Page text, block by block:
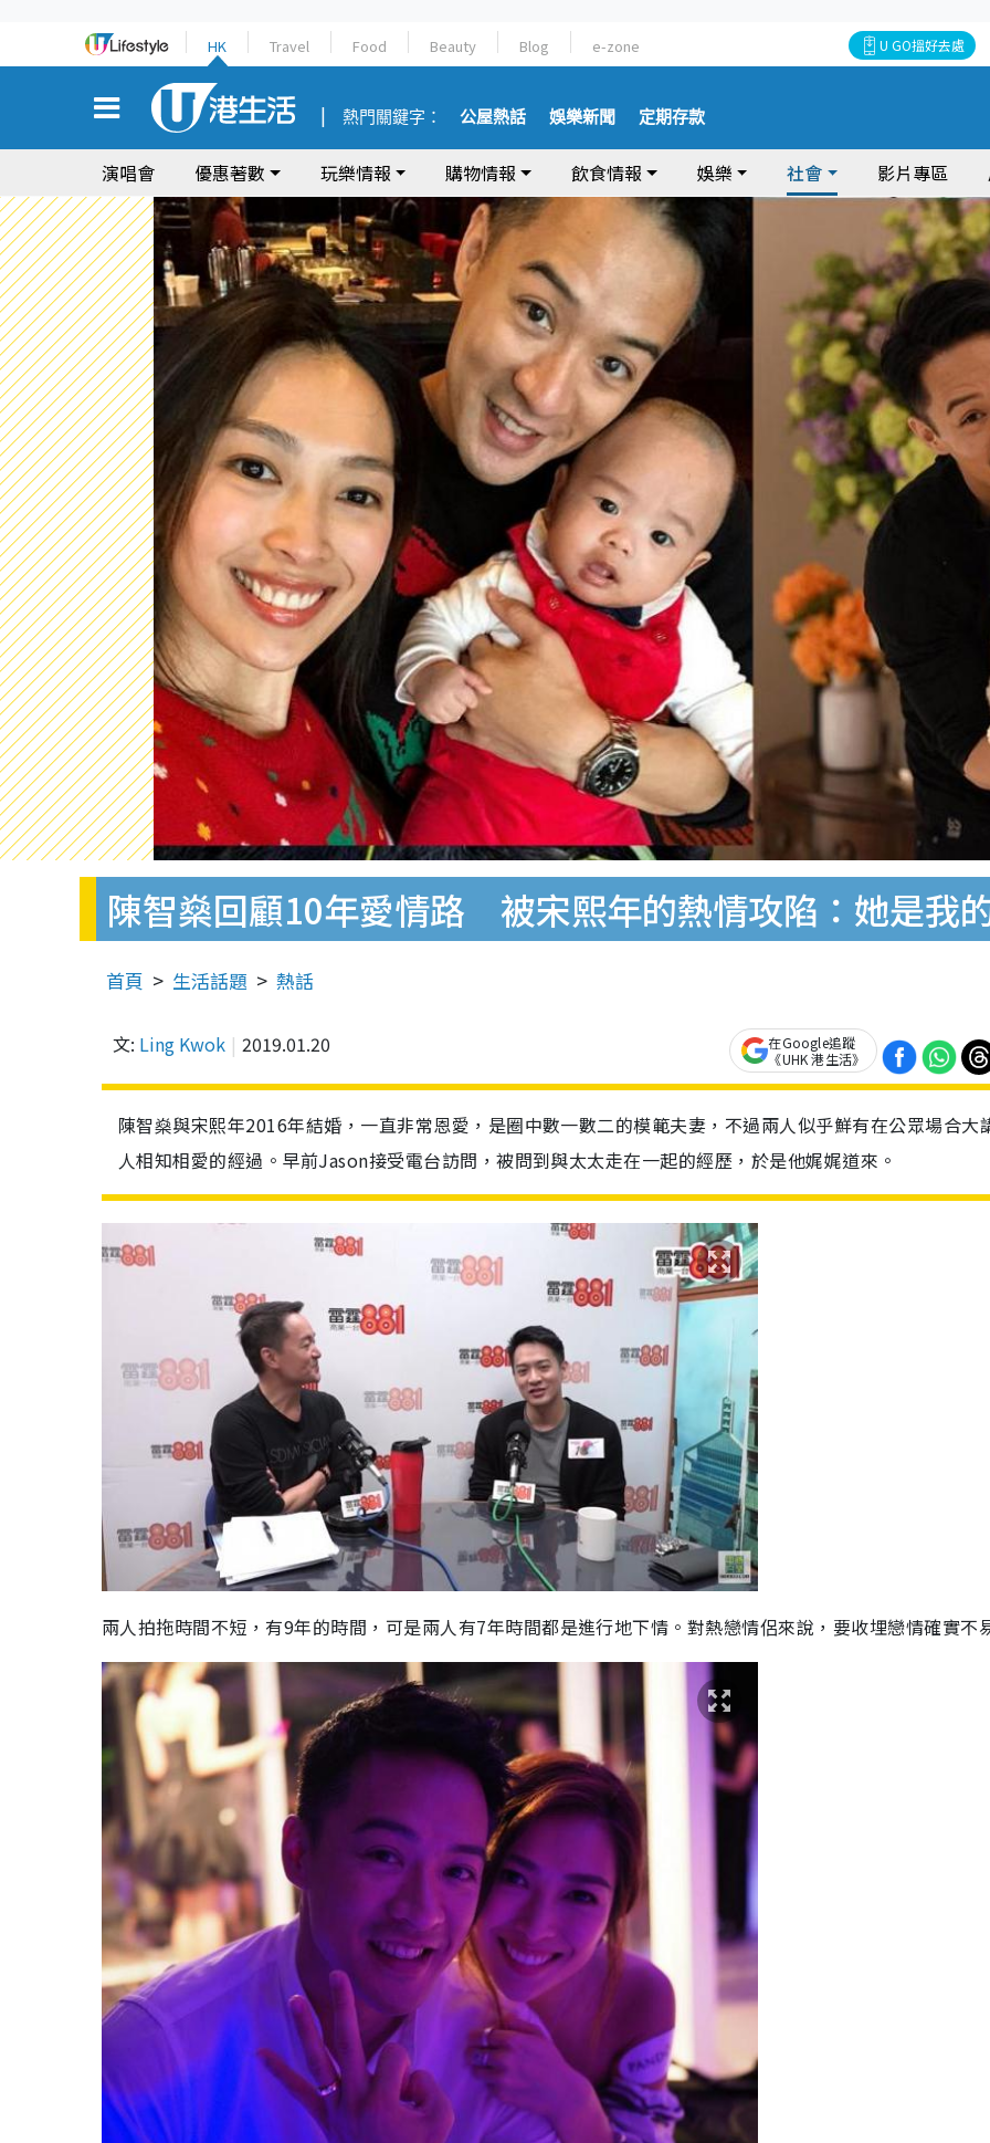
HK Travel Food Beauty Blog e-zone U GO搵好去處
熱門關鍵字： 公屋熱話 娛樂新聞 定期存款
演唱會 優惠著數 玩樂情報 購物情報 飲食情報 娛樂 社會 影片專區
陳智燊回顧10年愛情路 被宋熙年的熱情攻陷：她是我
首頁 生活話題 熱話
文: Ling Kwok 2019.01.20
在Google追蹤
《UHK 港生活》
陳智燊與宋熙年2016年結婚，一直非常恩愛，是圈中數一數二的模範夫妻，不過兩人似乎鮮有在公眾場合大
人相知相愛的經過。早前Jason接受電台訪問，被問到與太太走在一起的經歷，於是他娓娓道來。
兩人拍拖時間不短，有9年的時間，可是兩人有7年時間都是進行地下情。對熱戀情侶來說，要收埋戀情確實不